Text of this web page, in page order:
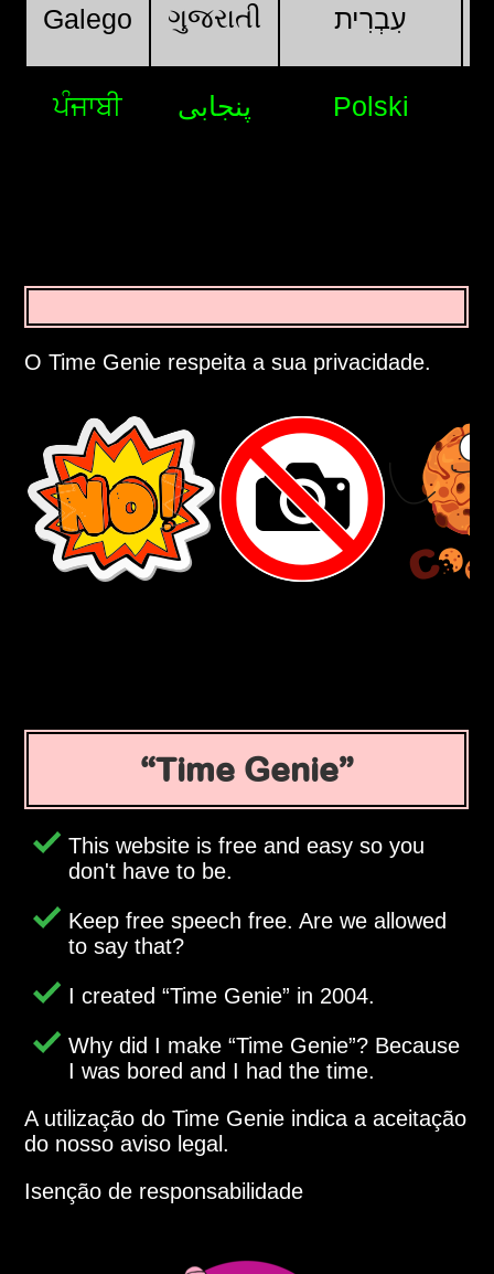
Galego ગુજરાતી עִבְרִית
ਪੰਜਾਬੀ پنجابی Polski
O Time Genie respeita a sua privacidade.
Time Genie
This website is free and easy so you
don't have to be.
Keep free speech free. Are we allowed
to say that?
I created Time Genie in 2004.
Why did I make Time Genie ? Because
I was bored and I had the time.
A utilização do Time Genie indica a aceitação
do nosso aviso legal.
Isenção de responsabilidade